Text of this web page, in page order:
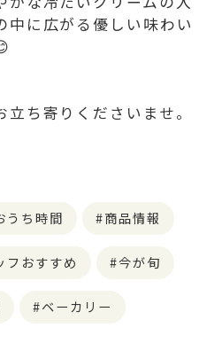
中に広がる優しい味わい
ち寄りくださいませ。
うち時間 商品情報
フおすすめ 今が旬
ベーカリー